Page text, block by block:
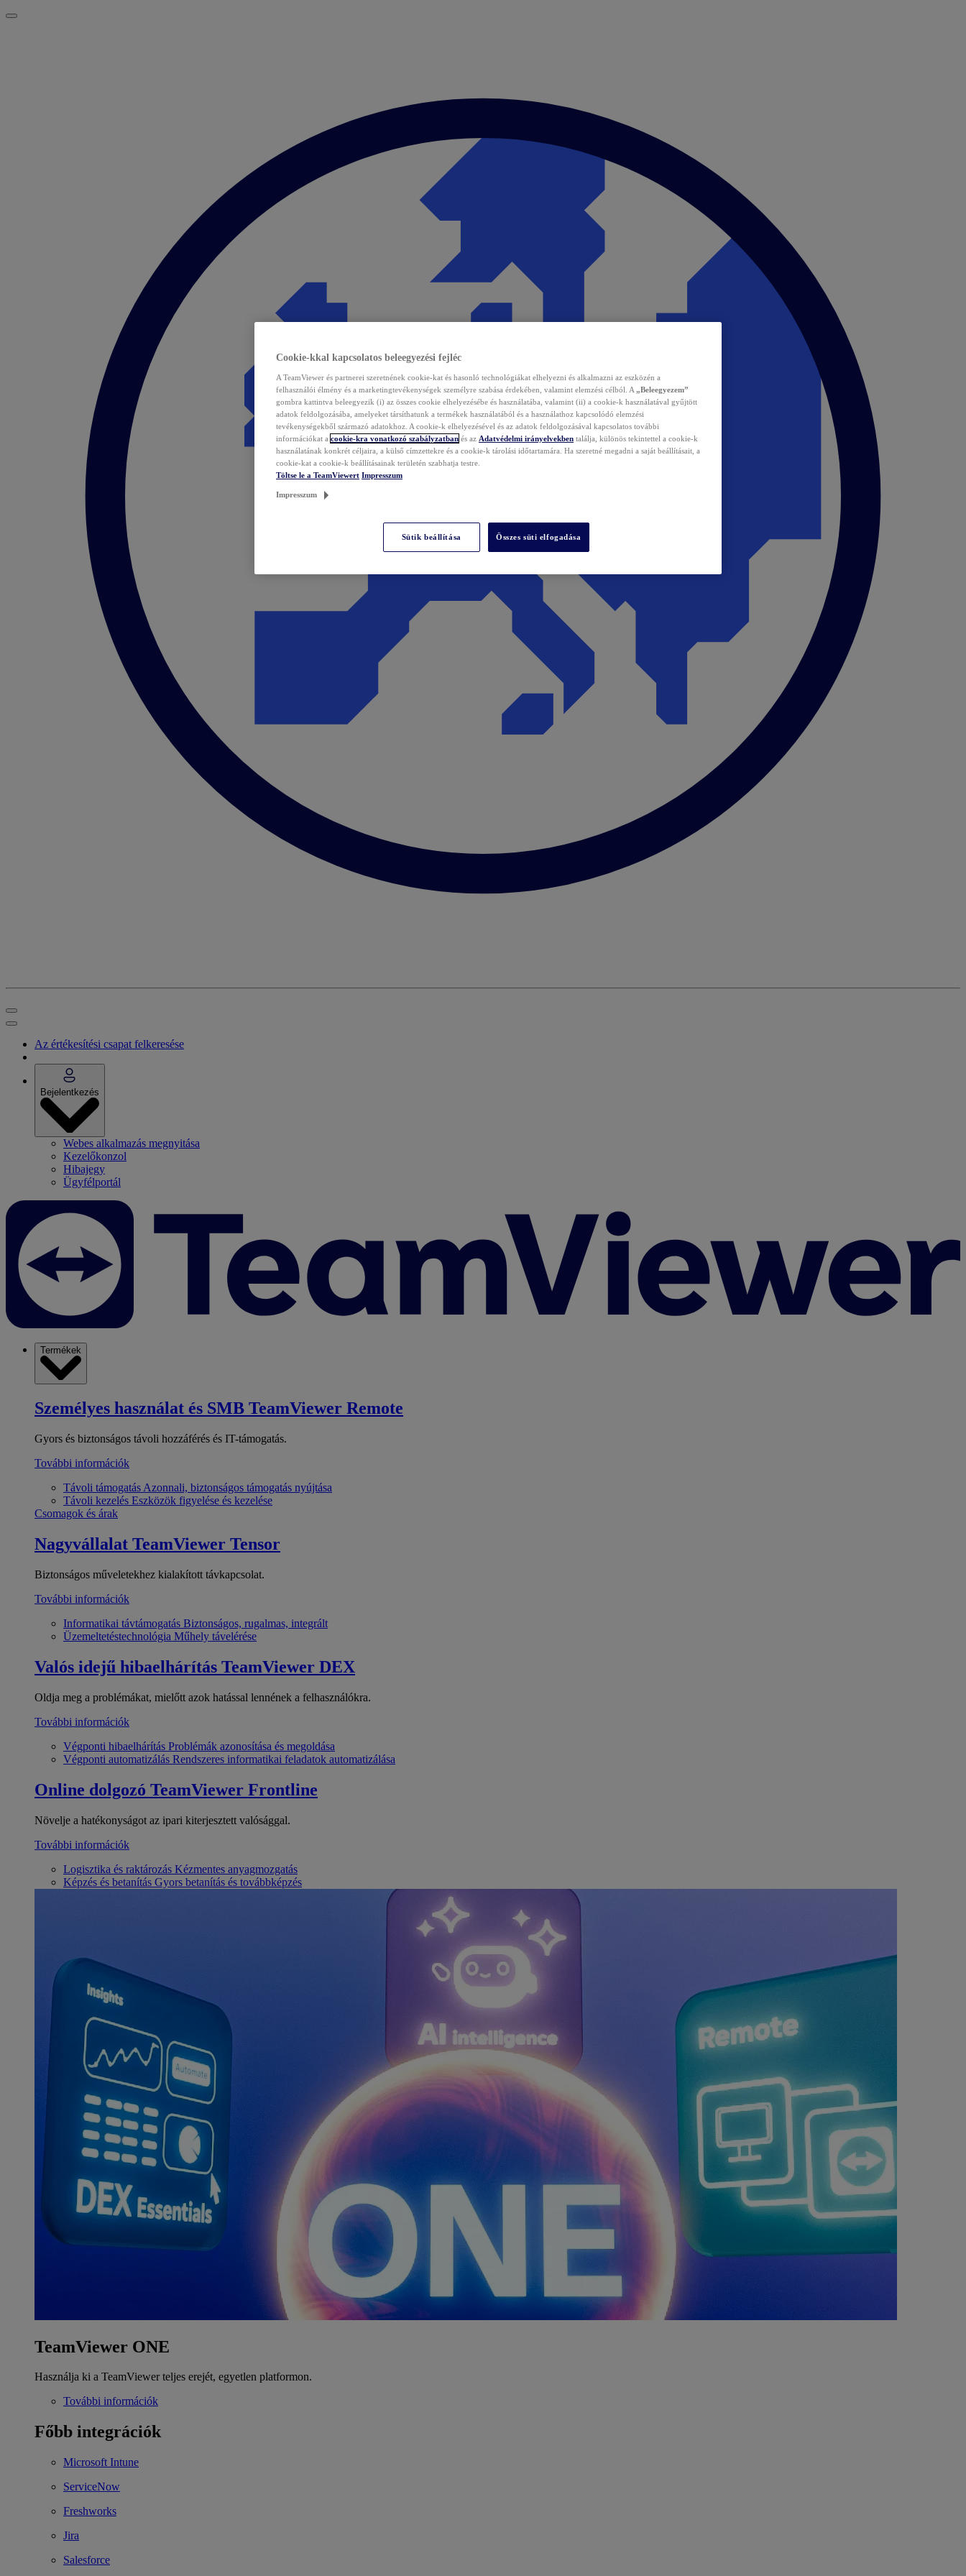
Az értékesítési csapat felkeresése
Bejelentkezés
Webes alkalmazás megnyitása
Kezelőkonzol
Hibajegy
Ügyfélportál
Termékek
Személyes használat és SMB TeamViewer Remote
Gyors és biztonságos távoli hozzáférés és IT-támogatás.
További információk
Távoli támogatás Azonnali, biztonságos támogatás nyújtása
Távoli kezelés Eszközök figyelése és kezelése
Csomagok és árak
Nagyvállalat TeamViewer Tensor
Biztonságos műveletekhez kialakított távkapcsolat.
További információk
Informatikai távtámogatás Biztonságos, rugalmas, integrált
Üzemeltetéstechnológia Műhely távelérése
Valós idejű hibaelhárítás TeamViewer DEX
Oldja meg a problémákat, mielőtt azok hatással lennének a felhasználókra.
További információk
Végponti hibaelhárítás Problémák azonosítása és megoldása
Végponti automatizálás Rendszeres informatikai feladatok automatizálása
Online dolgozó TeamViewer Frontline
Növelje a hatékonyságot az ipari kiterjesztett valósággal.
További információk
Logisztika és raktározás Kézmentes anyagmozgatás
Képzés és betanítás Gyors betanítás és továbbképzés
TeamViewer ONE
Használja ki a TeamViewer teljes erejét, egyetlen platformon.
További információk
Főbb integrációk
Microsoft Intune
ServiceNow
Freshworks
Jira
Salesforce
Cookie-kkal kapcsolatos beleegyezési fejléc
A TeamViewer és partnerei szeretnének cookie-kat és hasonló technológiákat elhelyezni és alkalmazni az eszközén a
felhasználói élmény és a marketingtevékenységek személyre szabása érdekében, valamint elemzési célból. A „Beleegyezem”
gombra kattintva beleegyezik (i) az összes cookie elhelyezésébe és használatába, valamint (ii) a cookie-k használatával gyűjtött
adatok feldolgozásába, amelyeket társíthatunk a termékek használatából és a használathoz kapcsolódó elemzési
tevékenységekből származó adatokhoz. A cookie-k elhelyezésével és az adatok feldolgozásával kapcsolatos további
információkat a cookie-kra vonatkozó szabályzatban és az Adatvédelmi irányelvekben találja, különös tekintettel a cookie-k
használatának konkrét céljaira, a külső címzettekre és a cookie-k tárolási időtartamára. Ha szeretné megadni a saját beállításait, a
cookie-kat a cookie-k beállításainak területén szabhatja testre.
Töltse le a TeamViewert Impresszum
Impresszum
Sütik beállítása Összes süti elfogadása